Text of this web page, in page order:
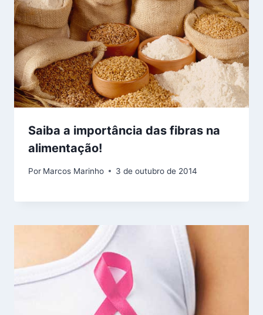
Saiba a importância das fibras na
alimentação!
Por Marcos Marinho 3 de outubro de 2014